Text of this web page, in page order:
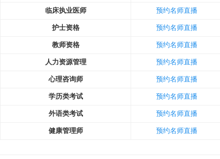
临床执业医师 预约名师直播
护士资格 预约名师直播
教师资格 预约名师直播
人力资源管理 预约名师直播
心理咨询师 预约名师直播
学历类考试 预约名师直播
外语类考试 预约名师直播
健康管理师 预约名师直播